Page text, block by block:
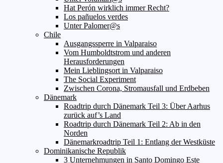
Hat Perón wirklich immer Recht?
Los pañuelos verdes
Unter Palomer@s
Chile
Ausgangssperre in Valparaiso
Vom Humboldtstrom und anderen
Herausforderungen
Mein Lieblingsort in Valparaiso
The Social Experiment
Zwischen Corona, Stromausfall und Erdbeben
Dänemark
Roadtrip durch Dänemark Teil 3: Über Aarhus
zurück auf’s Land
Roadtrip durch Dänemark Teil 2: Ab in den
Norden
Dänemarkroadtrip Teil 1: Entlang der Westküste
Dominikanische Republik
3 Unternehmungen in Santo Domingo Este